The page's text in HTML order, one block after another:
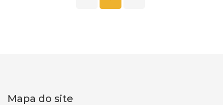
Mapa do site